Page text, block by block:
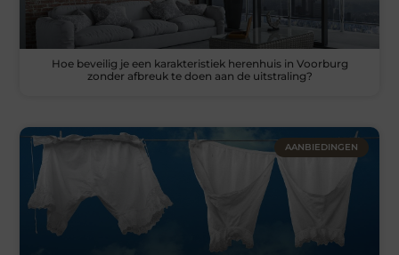
Hoe beveilig je een karakteristiek herenhuis in Voorburg
zonder afbreuk te doen aan de uitstraling?
AANBIEDINGEN